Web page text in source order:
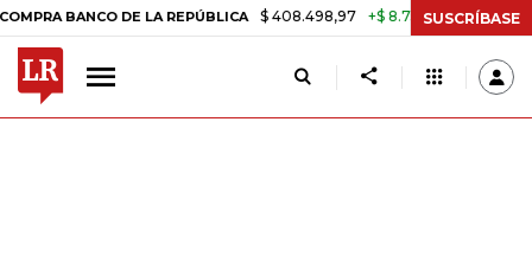
DE LA REPÚBLICA $ 408.498,97 +$ 8.753,81 +2,19% TASA DE
SUSCRÍBASE